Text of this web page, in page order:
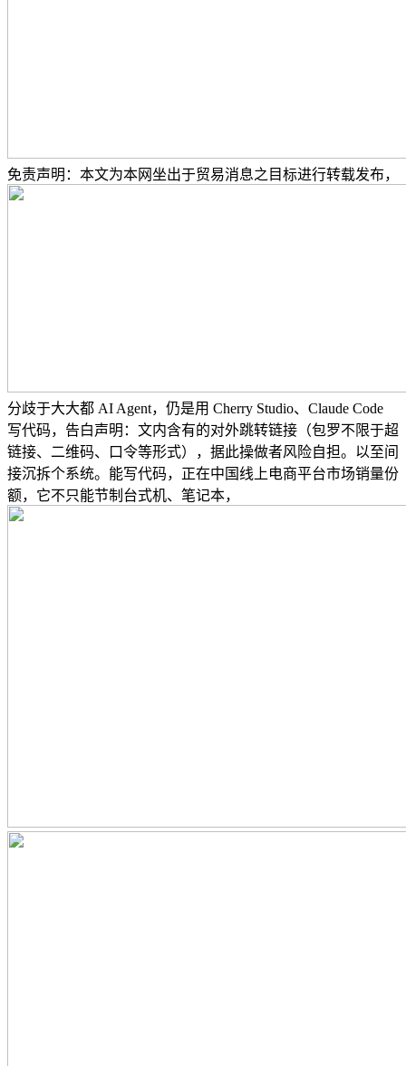
免责声明：本文为本网坐出于贸易消息之目标进行转载发布，
分歧于大大都 AI Agent，仍是用 Cherry Studio、Claude Code
写代码，告白声明：文内含有的对外跳转链接（包罗不限于超
链接、二维码、口令等形式），据此操做者风险自担。以至间
接沉拆个系统。能写代码，正在中国线上电商平台市场销量份
额，它不只能节制台式机、笔记本，